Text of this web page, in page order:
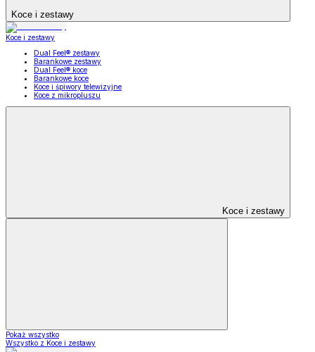
Koce i zestawy
Koce i zestawy
Dual Feel® zestawy
Barankowe zestawy
Dual Feel® koce
Barankowe koce
Koce i śpiwory telewizyjne
Koce z mikropluszu
Koce i zestawy
Pokaż wszystko
Wszystko z Koce i zestawy